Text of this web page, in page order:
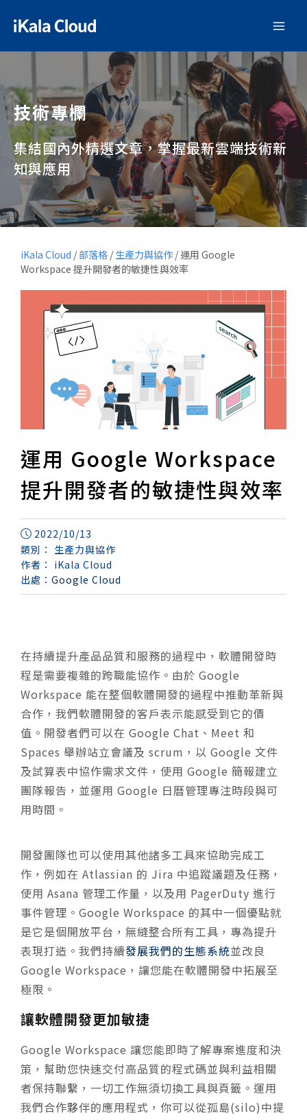
技術專欄
集結國內外精選文章，掌握最新雲端技術新
知與應用
iKala Cloud /部落格 / 生產力與協作 /運用 Google
Workspace 提升開發者的敏捷性與效率
運用 Google Workspace
提升開發者的敏捷性與效率
2022/10/13
類別： 生產力與協作
作者： iKala Cloud
出處： Google Cloud
在持續提升產品品質和服務的過程中，軟體開發時
程是需要複雜的跨職能協作。由於 Google
Workspace 能在整個軟體開發的過程中推動革新與
合作，我們軟體開發的客戶表示能感受到它的價
值。開發者們可以在 Google Chat、Meet 和
Spaces 舉辦站立會議及 scrum，以 Google 文件
及試算表中協作需求文件，使用 Google 簡報建立
團隊報告，並運用 Google 日曆管理專注時段與可
用時間。
開發團隊也可以使用其他諸多工具來協助完成工
作，例如在 Atlassian 的 Jira 中追蹤議題及任務，
使用 Asana 管理工作量，以及用 PagerDuty 進行
事件管理。Google Workspace 的其中一個優點就
是它是個開放平台，無縫整合所有工具，專為提升
表現打造。我們持續發展我們的生態系統並改良
Google Workspace，讓您能在軟體開發中拓展至
極限。
讓軟體開發更加敏捷
Google Workspace 讓您能即時了解專案進度和決
策，幫助您快速交付高品質的程式碼並與利益相關
者保持聯繫，一切工作無須切換工具與頁籤。運用
我們合作夥伴的應用程式，你可以從孤島(silo)中提